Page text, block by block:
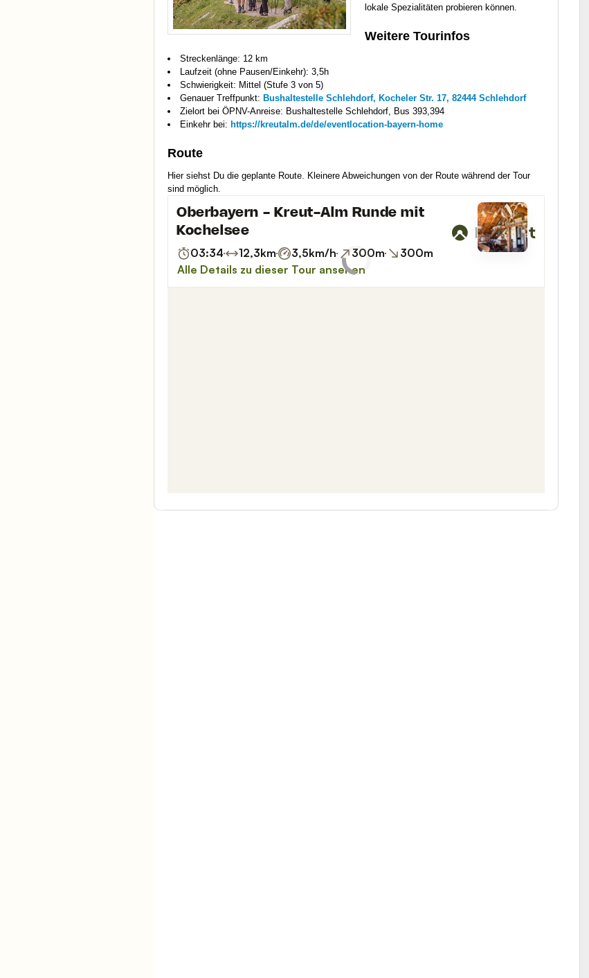
lokale Spezialitäten probieren können.
Weitere Tourinfos
Streckenlänge: 12 km
Laufzeit (ohne Pausen/Einkehr): 3,5h
Schwierigkeit: Mittel (Stufe 3 von 5)
Genauer Treffpunkt: Bushaltestelle Schlehdorf, Kocheler Str. 17, 82444 Schlehdorf
Zielort bei ÖPNV-Anreise: Bushaltestelle Schlehdorf, Bus 393,394
Einkehr bei: https://kreutalm.de/de/eventlocation-bayern-home
Route
Hier siehst Du die geplante Route. Kleinere Abweichungen von der Route während der Tour
sind möglich.